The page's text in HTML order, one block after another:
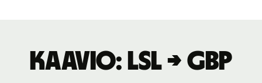
Kaavio: LSL → GBP